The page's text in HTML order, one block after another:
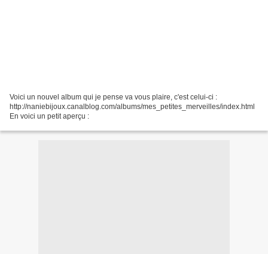
Voici un nouvel album qui je pense va vous plaire, c'est celui-ci :
http://naniebijoux.canalblog.com/albums/mes_petites_merveilles/index.html
En voici un petit aperçu :